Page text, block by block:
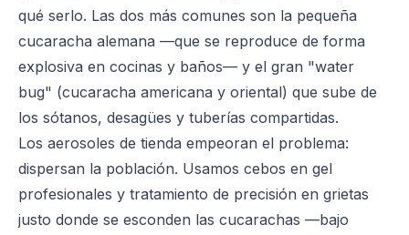
qué serlo. Las dos más comunes son la pequeña
cucaracha alemana —que se reproduce de forma
explosiva en cocinas y baños— y el gran "water
bug" (cucaracha americana y oriental) que sube de
los sótanos, desagües y tuberías compartidas.
Los aerosoles de tienda empeoran el problema:
dispersan la población. Usamos cebos en gel
profesionales y tratamiento de precisión en grietas
justo donde se esconden las cucarachas —bajo